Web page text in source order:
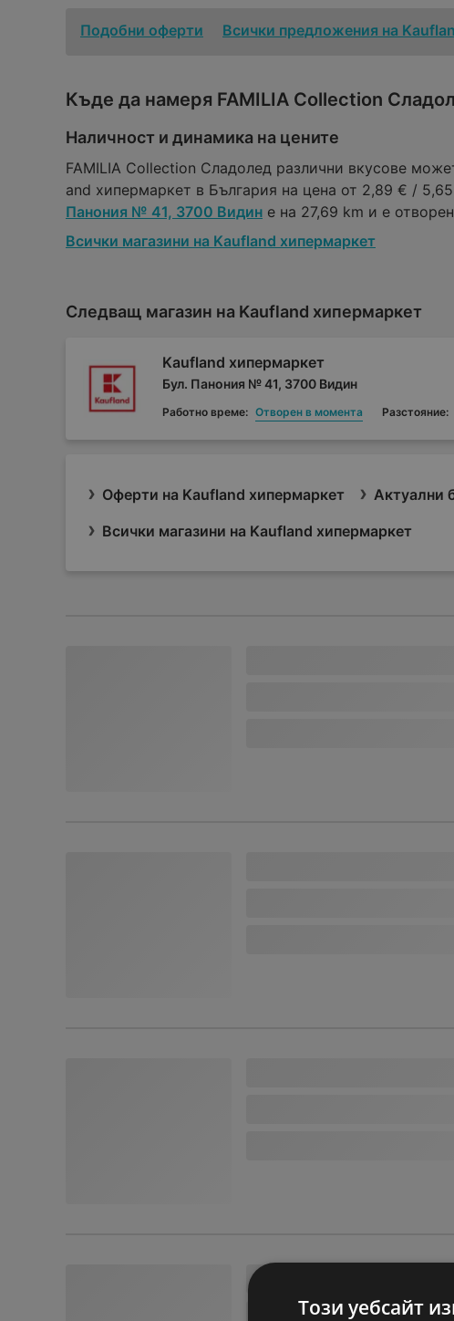
Подобни оферти Всички предложения на
Къде да намеря FAMILIA Collection
Наличност и динамика на цените
FAMILIA Collection Сладолед различни вкусове
and хипермаркет в България на цена от 2,89 € /
Панония № 41, 3700 Видин е на 27,69 km и е
Всички магазини на Kaufland хипермаркет
Следващ магазин на Kaufland хипермаркет
Kaufland хипермаркет
Бул. Панония № 41, 3700 Видин
Работно време: Отворен в момента Разстояние:
Оферти на Kaufland хипермаркет
Актуални
Всички магазини на Kaufland хипермаркет
Този уебсайт